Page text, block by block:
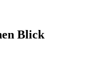
Blick